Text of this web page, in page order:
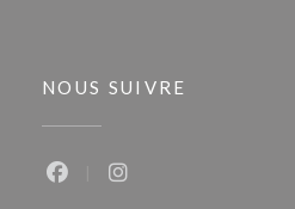
NOUS SUIVRE